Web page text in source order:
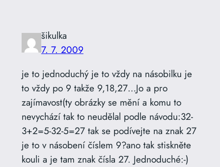
šikulka
7. 7. 2009
je to jednoduchý je to vždy na násobilku je
to vždy po 9 takže 9,18,27…Jo a pro
zajímavost(ty obrázky se mění a komu to
nevychází tak to neudělal podle návodu:32-
3+2=5-32-5=27 tak se podívejte na znak 27
je to v násobení číslem 9?ano tak stiskněte
kouli a je tam znak čísla 27. Jednoduché:-)